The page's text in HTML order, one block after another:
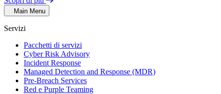
Main Menu
Servizi
Pacchetti di servizi
Cyber Risk Advisory
Incident Response
Managed Detection and Response (MDR)
Pre-Breach Services
Red e Purple Teaming